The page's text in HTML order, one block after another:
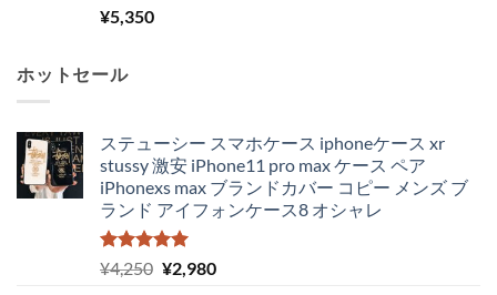
¥5,350
ホットセール
ステューシー スマホケース iphoneケース xr
stussy 激安 iPhone11 pro max ケース ペア
iPhonexs max ブランドカバー コピー メンズ ブ
ランド アイフォンケース8 オシャレ
5段階中
5.00
の評価
¥4,250 元
¥2,980現